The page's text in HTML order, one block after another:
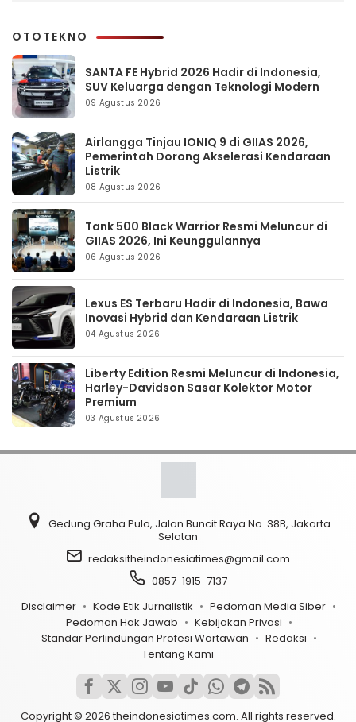
OTOTEKNO
SANTA FE Hybrid 2026 Hadir di Indonesia,
SUV Keluarga dengan Teknologi Modern
09 Agustus 2026
Airlangga Tinjau IONIQ 9 di GIIAS 2026,
Pemerintah Dorong Akselerasi Kendaraan
Listrik
08 Agustus 2026
Tank 500 Black Warrior Resmi Meluncur di
GIIAS 2026, Ini Keunggulannya
06 Agustus 2026
Lexus ES Terbaru Hadir di Indonesia, Bawa
Inovasi Hybrid dan Kendaraan Listrik
04 Agustus 2026
Liberty Edition Resmi Meluncur di Indonesia,
Harley-Davidson Sasar Kolektor Motor
Premium
03 Agustus 2026
Gedung Graha Pulo, Jalan Buncit Raya No. 38B, Jakarta
Selatan
redaksitheindonesiatimes@gmail.com
0857-1915-7137
Disclaimer
Kode Etik Jurnalistik
Pedoman Media Siber
Pedoman Hak Jawab
Kebijakan Privasi
Standar Perlindungan Profesi Wartawan
Redaksi
Tentang Kami
Copyright © 2026 theindonesiatimes.com. All rights reserved.